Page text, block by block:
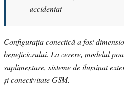
accidentat
Configurația conectică a fost
beneficiarului. La cerere, modelul
suplimentare, sisteme de iluminat
și conectivitate GSM.